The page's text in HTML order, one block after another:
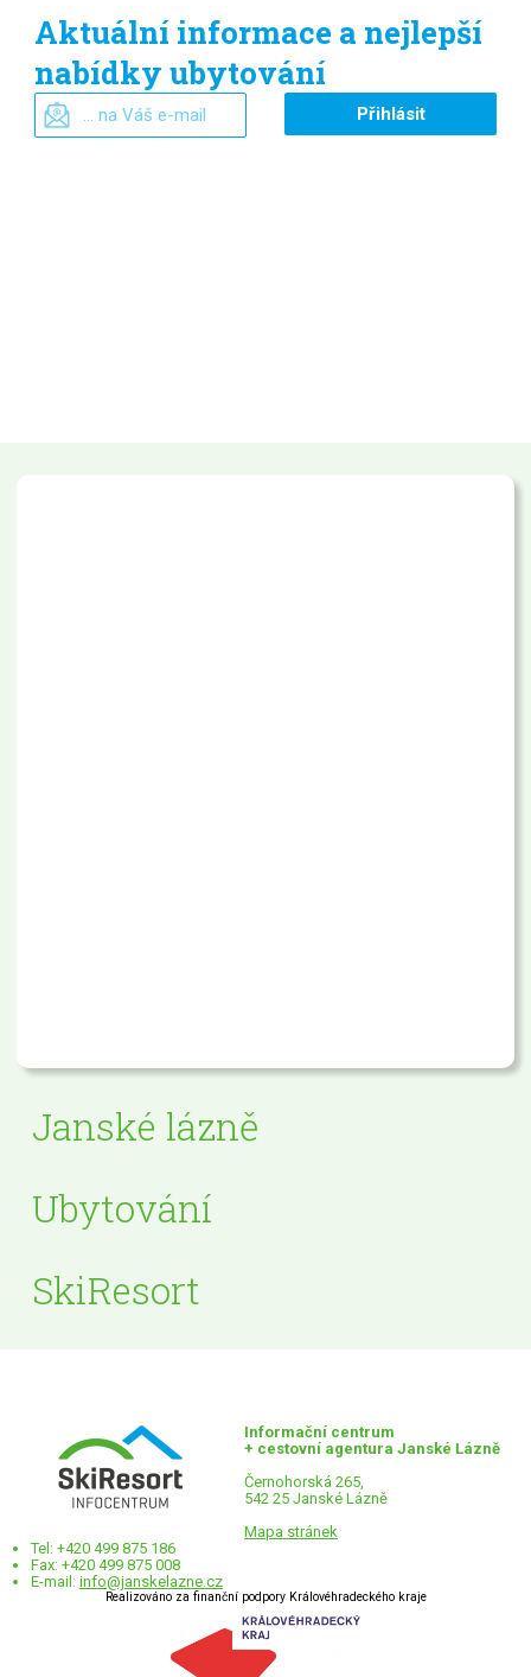
Aktuální informace a nejlepší
nabídky ubytování
Janské lázně
Ubytování
SkiResort
Informační centrum
+ cestovní agentura Janské Lázně
Černohorská 265,
542 25 Janské Lázně
Mapa stránek
Tel: +420 499 875 186
Fax: +420 499 875 008
E-mail: info@janskelazne.cz
Realizováno za finanční podpory Královéhradeckého kraje